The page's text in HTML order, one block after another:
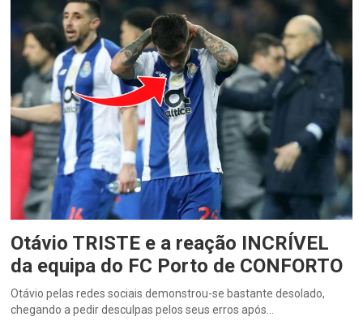
Otávio TRISTE e a reação INCRÍVEL
da equipa do FC Porto de CONFORTO
Otávio pelas redes sociais demonstrou-se bastante desolado,
chegando a pedir desculpas pelos seus erros após…